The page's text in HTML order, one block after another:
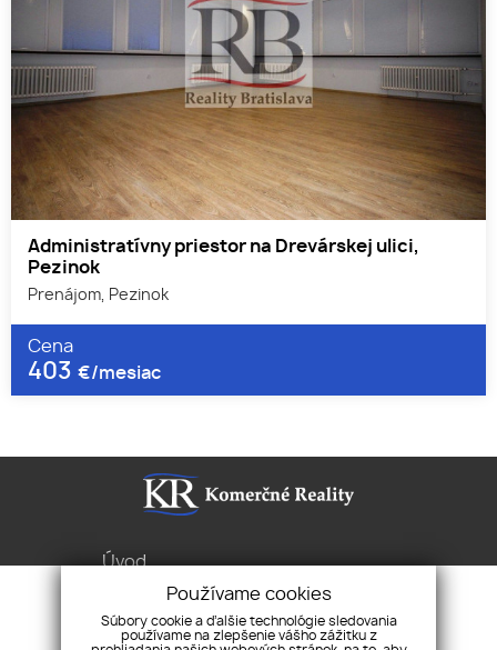
Administratívny priestor na Drevárskej ulici,
Pezinok
Prenájom, Pezinok
Cena
403 €/mesiac
Úvod
Byty Domy Pozemky
Pravidlá cookies
Používame cookies
Súbory cookie a ďalšie technológie sledovania
používame na zlepšenie vášho zážitku z